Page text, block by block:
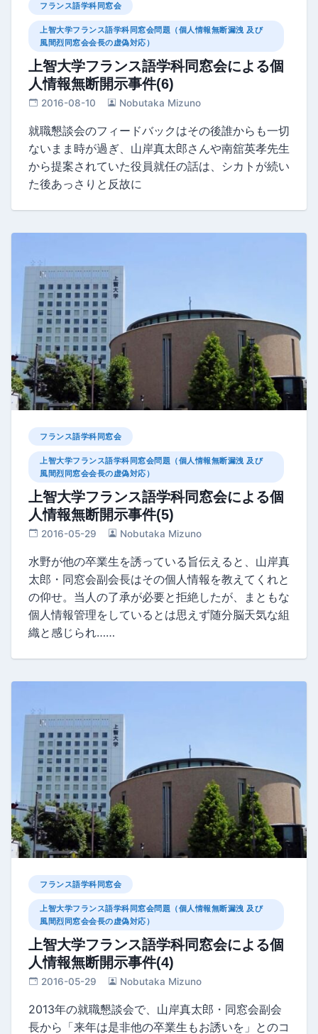
フランス語学科同窓会
上智大学フランス語学科同窓会問題（個人情報無断漏洩 及び
風間烈同窓会会長の虚偽対応）
上智大学フランス語学科同窓会による個
人情報無断開示事件(6)
2016-08-10 Nobutaka Mizuno
就職懇談会のフィードバックはその後誰からも一切
ないまま時が過ぎ、山岸真太郎さんや南舘英孝先生
から提案されていた役員就任の話は、シカトが続い
た後あっさりと反故に
フランス語学科同窓会
上智大学フランス語学科同窓会問題（個人情報無断漏洩 及び
風間烈同窓会会長の虚偽対応）
上智大学フランス語学科同窓会による個
人情報無断開示事件(5)
2016-05-29 Nobutaka Mizuno
水野が他の卒業生を誘っている旨伝えると、山岸真
太郎・同窓会副会長はその個人情報を教えてくれと
の仰せ。当人の了承が必要と拒絶したが、まともな
個人情報管理をしているとは思えず随分脳天気な組
織と感じられ……
フランス語学科同窓会
上智大学フランス語学科同窓会問題（個人情報無断漏洩 及び
風間烈同窓会会長の虚偽対応）
上智大学フランス語学科同窓会による個
人情報無断開示事件(4)
2016-05-29 Nobutaka Mizuno
2013年の就職懇談会で、山岸真太郎・同窓会副会
長から「来年は是非他の卒業生もお誘いを」とのコ